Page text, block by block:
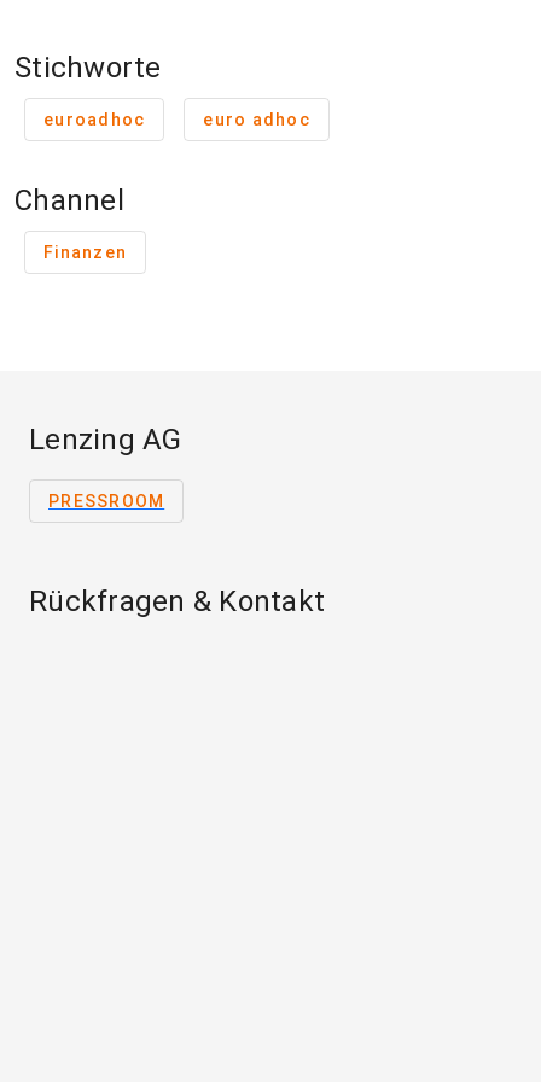
Stichworte
euroadhoc euro adhoc
Channel
Finanzen
Lenzing AG
PRESSROOM
Rückfragen & Kontakt